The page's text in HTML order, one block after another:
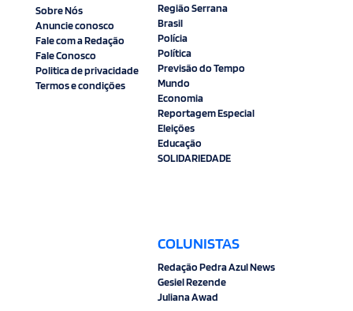
Sobre Nós
Anuncie conosco
Fale com a Redação
Fale Conosco
Politica de privacidade
Termos e condições
Região Serrana
Brasil
Polícia
Política
Previsão do Tempo
Mundo
Economia
Reportagem Especial
Eleições
Educação
SOLIDARIEDADE
COLUNISTAS
Redação Pedra Azul News
Gesiel Rezende
Juliana Awad